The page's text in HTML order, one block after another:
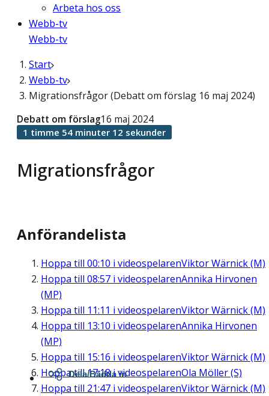
Arbeta hos oss
Webb-tv
Webb-tv
Start
Webb-tv
Migrationsfrågor (Debatt om förslag 16 maj 2024)
Migrationsfrågor
Debatt om förslag16 maj 2024
1 timme 54 minuter 12 sekunder
Anförandelista
Hoppa till 00:10 i videospelarenViktor Wärnick (M)
Hoppa till 08:57 i videospelarenAnnika Hirvonen
(MP)
Hoppa till 11:11 i videospelarenViktor Wärnick (M)
Hoppa till 13:10 i videospelarenAnnika Hirvonen
(MP)
Hoppa till 15:16 i videospelarenViktor Wärnick (M)
Hoppa till17:18i videospelarenOla Möller (S)
Hoppa till 21:47 i videospelarenViktor Wärnick (M)
Dela/Bädda in